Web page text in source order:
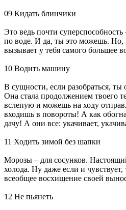
09 Кидать блинчики
Это ведь почти суперспособность
по воде. И да, ты это можешь. Но,
вызывает у тебя самого большее
10 Водить машину
В сущности, если разобраться,
Она стала продолжением твоего
вслепую и можешь на ходу
входишь в повороты! А как
дачу! А они все: укачивает,
11 Ходить зимой без шапки
Морозы – для сосунков.
холода. Ну даже если и
всеобщее восхищение своей
12 Не пьянеть